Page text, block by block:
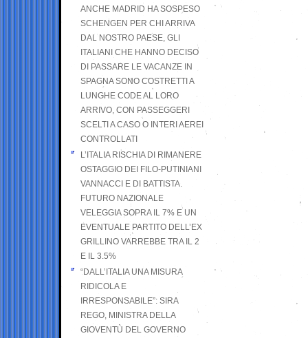
ANCHE MADRID HA SOSPESO
SCHENGEN PER CHI ARRIVA
DAL NOSTRO PAESE, GLI
ITALIANI CHE HANNO DECISO
DI PASSARE LE VACANZE IN
SPAGNA SONO COSTRETTI A
LUNGHE CODE AL LORO
ARRIVO, CON PASSEGGERI
SCELTI A CASO O INTERI AEREI
CONTROLLATI
L’ITALIA RISCHIA DI RIMANERE
OSTAGGIO DEI FILO-PUTINIANI
VANNACCI E DI BATTISTA.
FUTURO NAZIONALE
VELEGGIA SOPRA IL 7% E UN
EVENTUALE PARTITO DELL’EX
GRILLINO VARREBBE TRA IL 2
E IL 3.5%
“DALL’ITALIA UNA MISURA
RIDICOLA E
IRRESPONSABILE”: SIRA
REGO, MINISTRA DELLA
GIOVENTÙ DEL GOVERNO